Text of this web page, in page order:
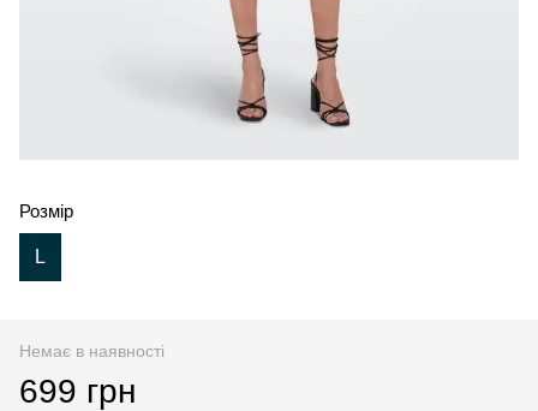
Розмір
L
Немає в наявності
699 грн